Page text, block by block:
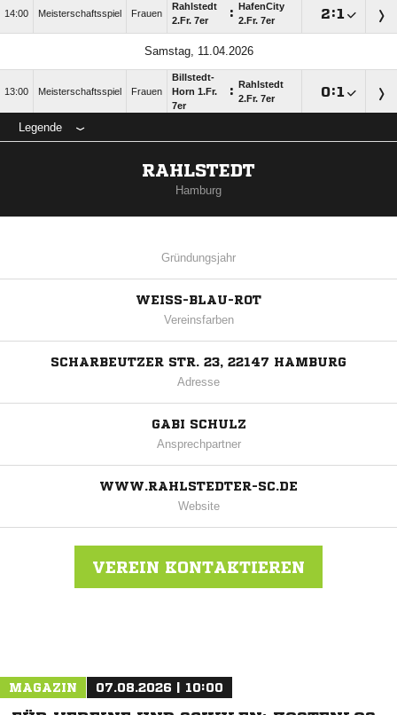
14:00 Meisterschaftsspiel Frauen
Rahlstedt
2.Fr. 7er
:
HafenCity
2.Fr. 7er
:
Samstag, 11.04.2026
13:00 Meisterschaftsspiel Frauen
Billstedt-
Horn 1.Fr.
7er
:
Rahlstedt
2.Fr. 7er
:
Legende
RAHLSTEDT
Hamburg
Gründungsjahr
WEISS-BLAU-ROT
Vereinsfarben
SCHARBEUTZER STR. 23, 22147 HAMBURG
Adresse
GABI SCHULZ
Ansprechpartner
WWW.RAHLSTEDTER-SC.DE
Website
VEREIN KONTAKTIEREN
MAGAZIN 07.08.2026 | 10:00